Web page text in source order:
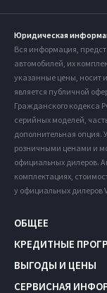
Юридическая
Вся информация,
автомобилей, их
указанные цены, носит
является публичной
Гражданского кодекса
серийных моделей,
дополнительная
розничными ценами и
официальных дилеров.
комплектациях,
у официальных дилеров
ОБЩЕЕ
КРЕДИТНЫЕ
ВЫГОДЫ И ЦЕНЫ
СЕРВИСНАЯ